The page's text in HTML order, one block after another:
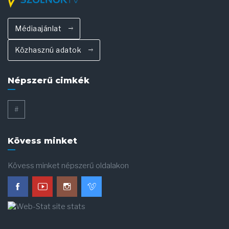
Médiaajánlat
Közhasznú adatok
Népszerű cimkék
#
Kövess minket
Kövess minket népszerű oldalakon